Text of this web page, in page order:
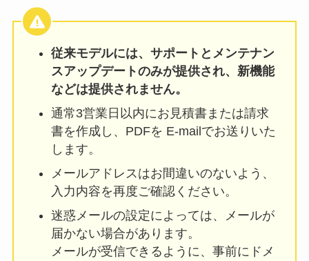
従来モデルには、サポートとメンテナン
スアップデートのみが提供され、新機能
などは提供されません。
通常3営業日以内にお見積書または請求
書を作成し、PDFを E-mailでお送りいた
します。
メールアドレスはお間違いのないよう、
入力内容を再度ご確認ください。
迷惑メールの設定によっては、メールが
届かない場合があります。
メールが受信できるように、事前にドメ